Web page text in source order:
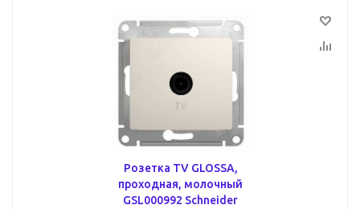
Розетка TV GLOSSA,
проходная, молочный
GSL000992 Schneider